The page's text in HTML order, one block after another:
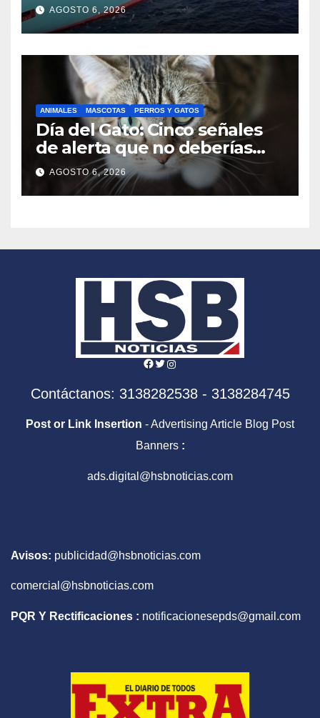
mercado desafiante
AGOSTO 6, 2026
ANIMALES MASCOTAS PERROS Y GATOS
Día del Gato: Cinco señales
de alerta que no deberías
ignorar sobre su bienestar
AGOSTO 6, 2026
Facebook
Twitter
Instagram
Contáctanos: 3138282538 - 3138284745
Post or Link Insertion - Advertising Article Blog Post
Banners :
ads.digital@hsbnoticias.com
Avisos: publicidad@hsbnoticias.com
comercial@hsbnoticias.com
PQR Y Rectificaciones : notificacionesepds@gmail.com